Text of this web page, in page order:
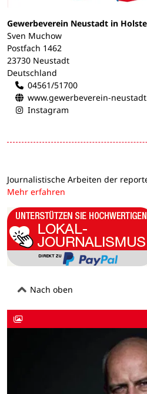
Gewerbeverein Neustadt in
Sven Muchow
Postfach 1462
23730 Neustadt
Deutschland
04561/51700
www.gewerbeverein-
Instagram
Journalistische Arbeiten der
Mehr erfahren
Nach oben